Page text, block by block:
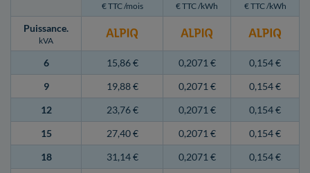
€ TTC /mois € TTC /kWh € TTC /kWh
Puissance.
kVA
6 15,86 € 0,2071 €
0,154 €
9
19,88 € 0,2071 €
0,154 €
12
23,76 € 0,2071 €
0,154 €
15
27,40 € 0,2071 €
0,154 €
18
31,14 € 0,2071 € 0,154 €